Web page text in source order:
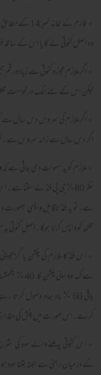
٭ فارم کے
وہ اصل کٹوتی لے گا یا اس کے
٭ اگر ملازم مجوزہ کٹوتی سے
لیکن اس کے لئے الگ درخواست
٭ اگر ملازم کی سروس دس سال سے
اگر دس سال سے زائد سروس
٭ ملازم کو یہ سہولت دی جاتی
ہے۔تو یہ فنڈ ناقابل واپسی بصورت
محکمہ کو واپس کرنا ہوگا۔اصل کٹوتی
٭ اس فنڈ کا ملازم کی پنشن یا
ہے ک وہ
باقی 60 ٪ ماہ بماہ وصول
کرے۔اس صورت میں پنش کی